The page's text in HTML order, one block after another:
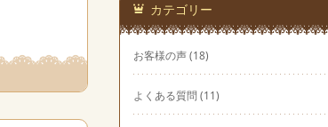
カテゴリー
お客様の声(18)
よくある質問(11)